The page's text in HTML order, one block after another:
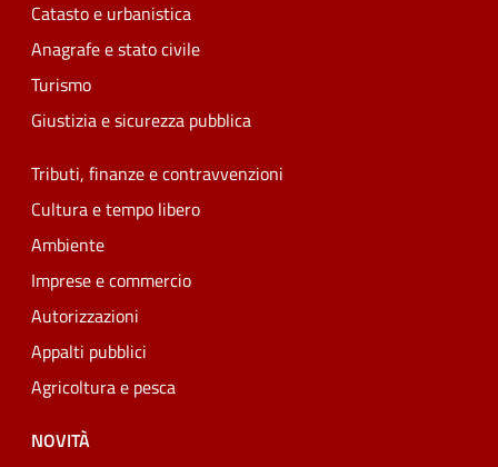
Catasto e urbanistica
Anagrafe e stato civile
Turismo
Giustizia e sicurezza pubblica
Tributi, finanze e contravvenzioni
Cultura e tempo libero
Ambiente
Imprese e commercio
Autorizzazioni
Appalti pubblici
Agricoltura e pesca
NOVITÀ